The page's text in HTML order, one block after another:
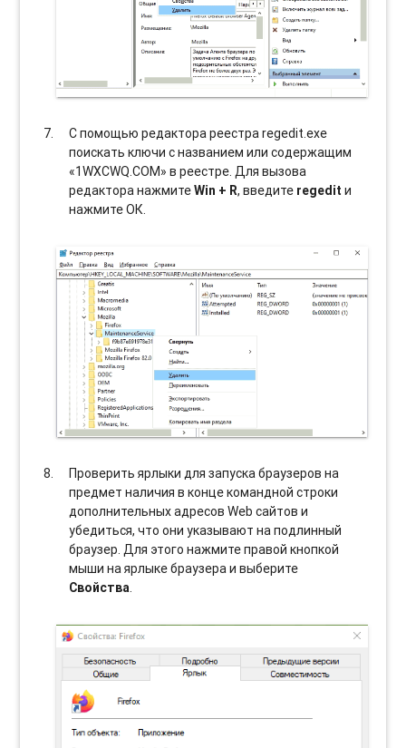
С помощью редактора реестра regedit.exe
поискать ключи с названием или содержащим
«1WXCWQ.COM» в реестре. Для вызова
редактора нажмитеWin + R, введите regedit и
нажмите ОК.
Проверить ярлыки для запуска браузеров на
предмет наличия в конце командной строки
дополнительных адресов Web сайтов и
убедиться, что они указывают на подлинный
браузер. Для этого нажмите правой кнопкой
мыши на ярлыке браузера и выберите
Свойства.